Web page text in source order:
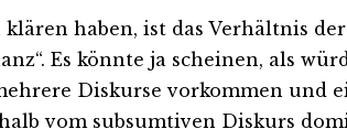
haben, ist das Verhältnis
Es könnte ja scheinen, als
Diskurse vorkommen und
vom subsumtiven Diskurs